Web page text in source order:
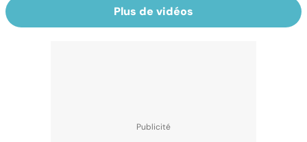
Plus de vidéos